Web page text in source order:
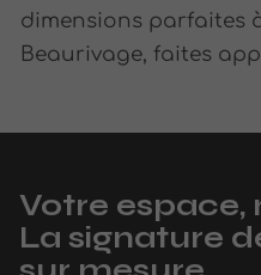
dimensions parfaites
Beaurivage, faites
Votre espace,
La signature